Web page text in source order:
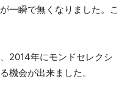
一瞬で無くなりました。こ
2014年にモンドセレクシ
機会が出来ました。